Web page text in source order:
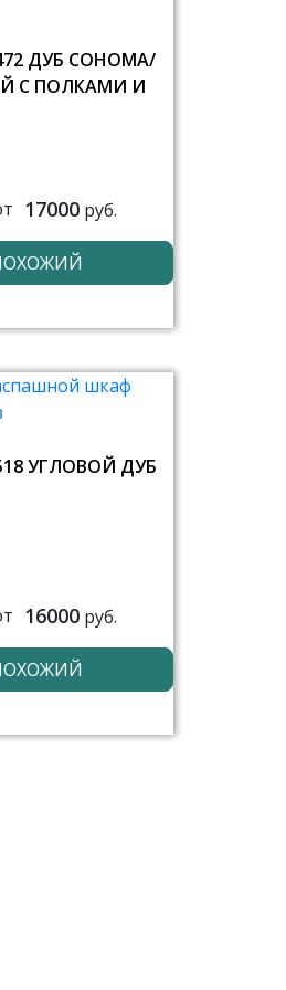
ДУБ СОНОМА/
С ПОЛКАМИ И
17000руб.
УГЛОВОЙ ДУБ
16000руб.